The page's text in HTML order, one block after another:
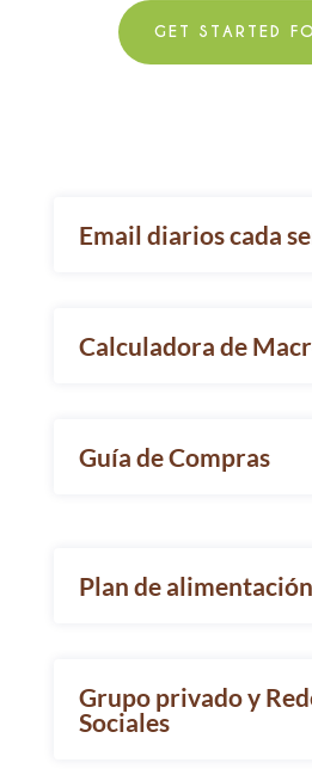
GET STARTED
Email diarios cada
Calculadora de
Guía de Compras
Plan de alimentación
Grupo privado y
Sociales